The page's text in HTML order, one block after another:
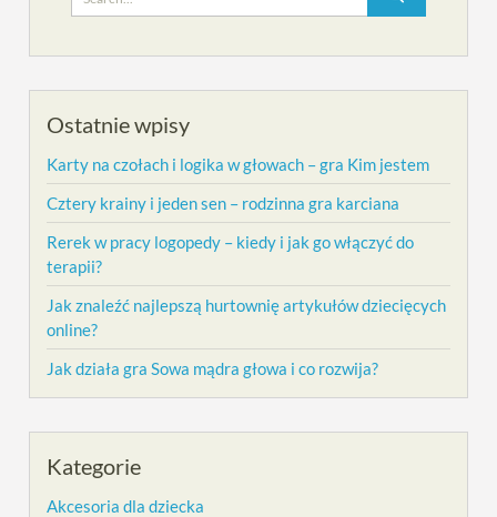
for:
Ostatnie wpisy
Karty na czołach i logika w głowach – gra Kim jestem
Cztery krainy i jeden sen – rodzinna gra karciana
Rerek w pracy logopedy – kiedy i jak go włączyć do
terapii?
Jak znaleźć najlepszą hurtownię artykułów dziecięcych
online?
Jak działa gra Sowa mądra głowa i co rozwija?
Kategorie
Akcesoria dla dziecka